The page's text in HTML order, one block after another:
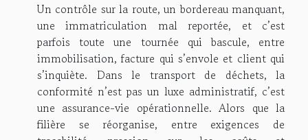
Un contrôle sur la route, un bordereau manquant,
une immatriculation mal reportée, et c’est
parfois toute une tournée qui bascule, entre
immobilisation, facture qui s’envole et client qui
s’inquiète. Dans le transport de déchets, la
conformité n’est pas un luxe administratif, c’est
une assurance-vie opérationnelle. Alors que la
filière se réorganise, entre exigences de